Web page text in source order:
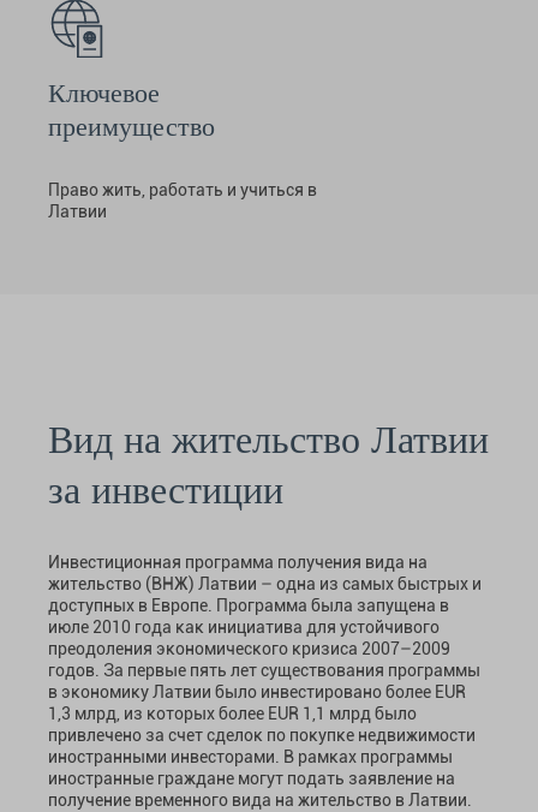
Ключевое
преимущество
Право жить, работать и учиться в
Латвии
Вид на жительство Латвии
за инвестиции
Инвестиционная программа получения вида на
жительство (ВНЖ) Латвии – одна из самых быстрых и
доступных в Европе. Программа была запущена в
июле 2010 года как инициатива для устойчивого
преодоления экономического кризиса 2007–2009
годов. За первые пять лет существования программы
в экономику Латвии было инвестировано более EUR
1,3 млрд, из которых более EUR 1,1 млрд было
привлечено за счет сделок по покупке недвижимости
иностранными инвесторами. В рамках программы
иностранные граждане могут подать заявление на
получение временного вида на жительство в Латвии.